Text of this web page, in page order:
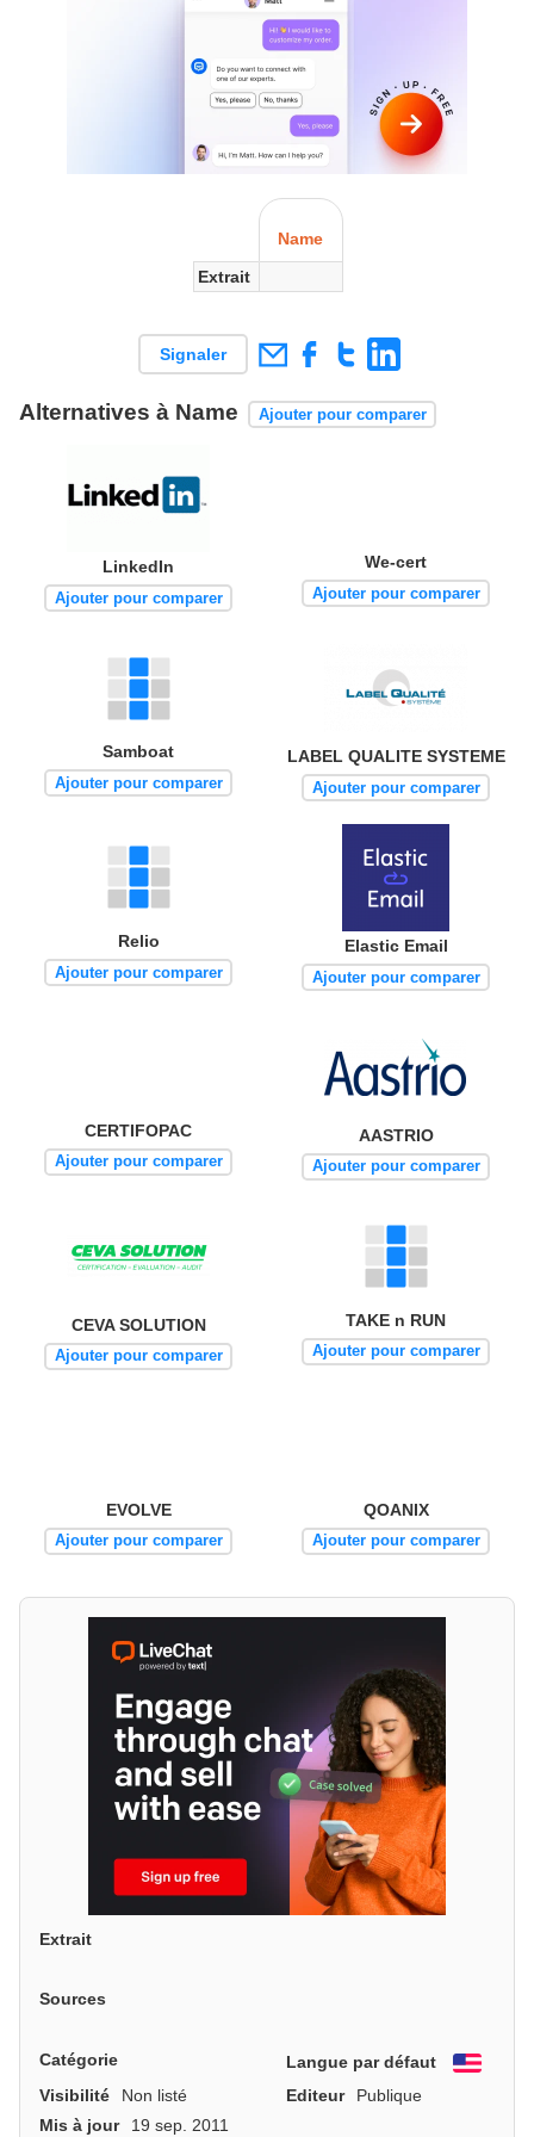
Name
Extrait
Signaler
Alternatives à Name Ajouter pour comparer
LinkedIn
Ajouter pour comparer
We-cert
Ajouter pour comparer
Samboat
Ajouter pour comparer
LABEL QUALITE SYSTEME
Ajouter pour comparer
Relio
Ajouter pour comparer
Elastic Email
Ajouter pour comparer
CERTIFOPAC
Ajouter pour comparer
AASTRIO
Ajouter pour comparer
CEVA SOLUTION
Ajouter pour comparer
TAKE n RUN
Ajouter pour comparer
EVOLVE
Ajouter pour comparer
QOANIX
Ajouter pour comparer
Extrait
Sources
Catégorie Langue par défaut
Visibilité
Non listé Editeur
Publique
Mis à jour
19 sep. 2011